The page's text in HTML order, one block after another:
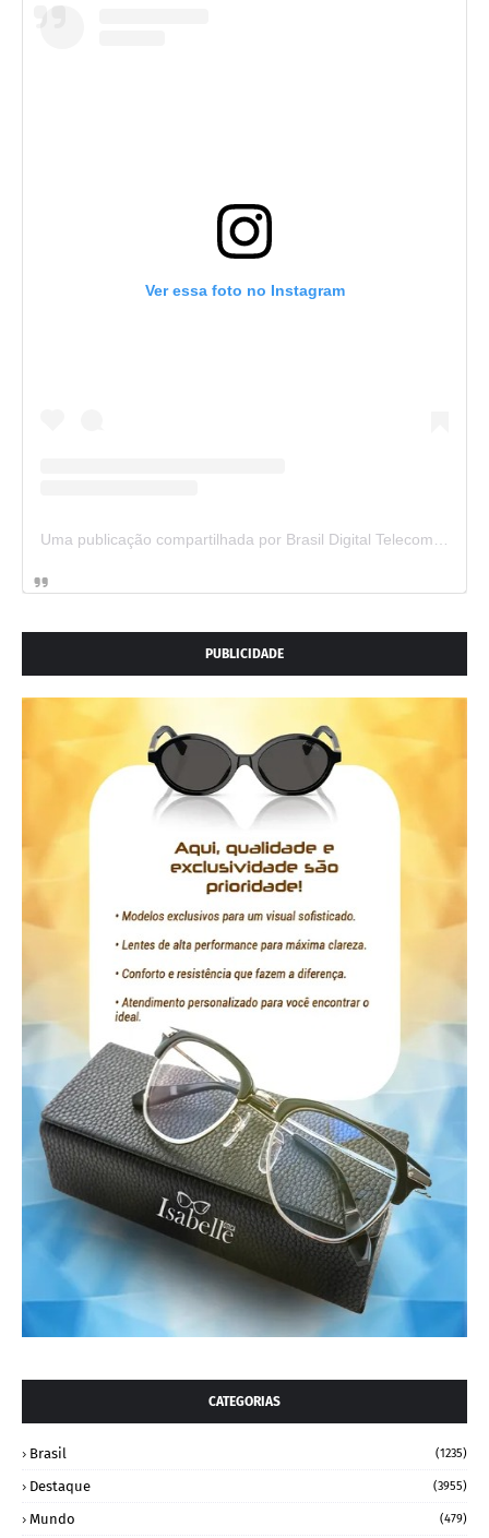
Ver essa foto no Instagram
PUBLICIDADE
CATEGORIAS
Brasil (1235)
Destaque (3955)
Mundo (479)